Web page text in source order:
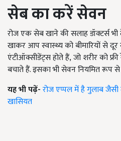
सेब का करें सेवन
रोज एक सेब खाने की सलाह डॉक्टर्स
खाकर आप स्वास्थ्य को बीमारियों से
एंटीऑक्सीडेंट्स होते हैं,जो शरीर को
बचाते हैं. इसका भी सेवन नियमित रूप
यह भी पढ़ें-रोज एप्पल में है गुलाब
खासियत